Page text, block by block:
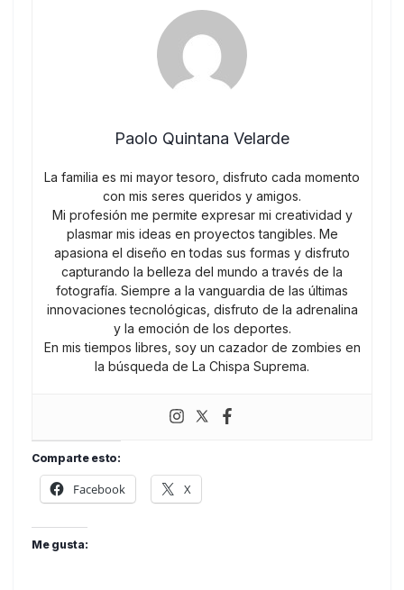
Paolo Quintana Velarde
La familia es mi mayor tesoro, disfruto cada momento
con mis seres queridos y amigos.
Mi profesión me permite expresar mi creatividad y
plasmar mis ideas en proyectos tangibles. Me
apasiona el diseño en todas sus formas y disfruto
capturando la belleza del mundo a través de la
fotografía. Siempre a la vanguardia de las últimas
innovaciones tecnológicas, disfruto de la adrenalina
y la emoción de los deportes.
En mis tiempos libres, soy un cazador de zombies en
la búsqueda de La Chispa Suprema.
Comparte esto:
Facebook X
Me gusta: